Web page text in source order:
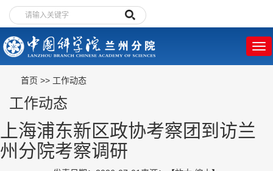
首页 >> 工作动态
工作动态
上海浦东新区政协考察团到访兰
州分院考察调研